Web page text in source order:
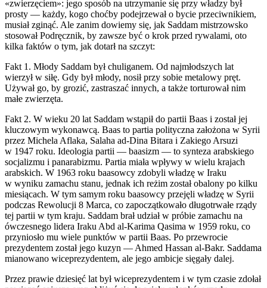
«zwierzęciem»: jego sposób na utrzymanie się przy władzy był
prosty — każdy, kogo choćby podejrzewał o bycie przeciwnikiem,
musiał zginąć. Ale zanim dowiemy się, jak Saddam mistrzowsko
stosował Podręcznik, by zawsze być o krok przed rywalami, oto
kilka faktów o tym, jak dotarł na szczyt:
Fakt 1. Młody Saddam był chuliganem. Od najmłodszych lat
wierzył w siłę. Gdy był młody, nosił przy sobie metalowy pręt.
Używał go, by grozić, zastraszać innych, a także torturował nim
małe zwierzęta.
Fakt 2. W wieku 20 lat Saddam wstąpił do partii Baas i został jej
kluczowym wykonawcą. Baas to partia polityczna założona w Syrii
przez Michela Aflaka, Salaha ad-Dina Bitara i Zakiego Arsuzi
w 1947 roku. Ideologia partii — baasizm — to synteza arabskiego
socjalizmu i panarabizmu. Partia miała wpływy w wielu krajach
arabskich. W 1963 roku baasowcy zdobyli władzę w Iraku
w wyniku zamachu stanu, jednak ich reżim został obalony po kilku
miesiącach. W tym samym roku baasowcy przejęli władzę w Syrii
podczas Rewolucji 8 Marca, co zapoczątkowało długotrwałe rządy
tej partii w tym kraju. Saddam brał udział w próbie zamachu na
ówczesnego lidera Iraku Abd al-Karima Qasima w 1959 roku, co
przyniosło mu wiele punktów w partii Baas. Po przewrocie
prezydentem został jego kuzyn — Ahmed Hassan al-Bakr. Saddama
mianowano wiceprezydentem, ale jego ambicje sięgały dalej.
Przez prawie dziesięć lat był wiceprezydentem i w tym czasie zdołał